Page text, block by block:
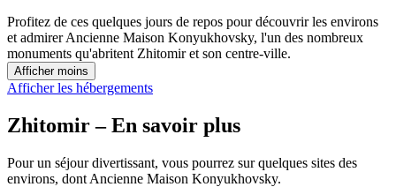
Profitez de ces quelques jours de repos pour découvrir les environs
et admirer Ancienne Maison Konyukhovsky, l'un des nombreux
monuments qu'abritent Zhitomir et son centre-ville.
Afficher moins
Afficher les hébergements
Zhitomir – En savoir plus
Pour un séjour divertissant, vous pourrez sur quelques sites des
environs, dont Ancienne Maison Konyukhovsky.